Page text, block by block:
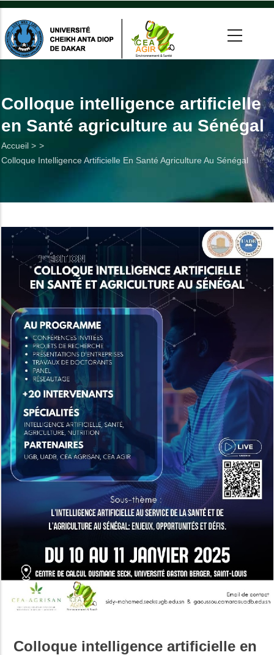
Aller
contenu
principal
Colloque intelligence artificielle
en Santé agriculture au Sénégal
Fil
d'Ariane
Accueil >
Colloque Intelligence Artificielle En Santé Agriculture Au Sénégal
Colloque intelligence artificielle en